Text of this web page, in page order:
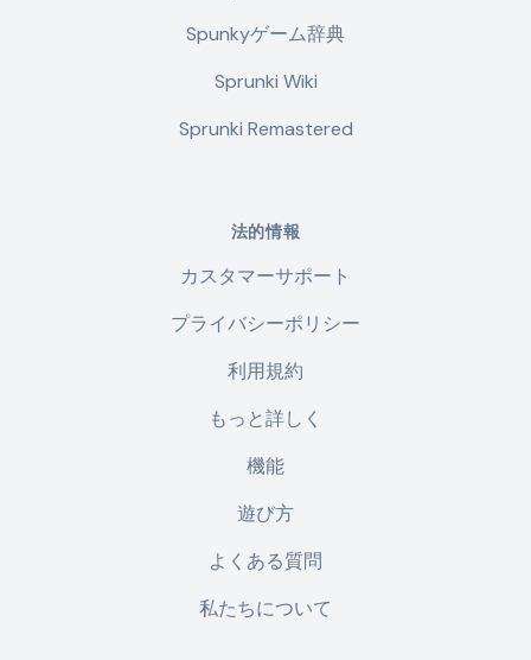
Spunkyゲーム辞典
Sprunki Wiki
Sprunki Remastered
法的情報
カスタマーサポート
プライバシーポリシー
利用規約
もっと詳しく
機能
遊び方
よくある質問
私たちについて